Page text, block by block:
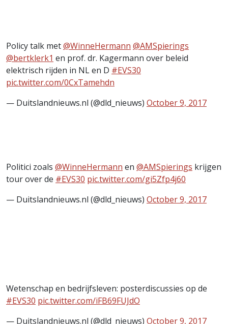
Policy talk met@WinneHermann @AMSpierings
@bertklerk1 en prof. dr. Kagermann over beleid
elektrisch rijden in NL en D #EVS30
pic.twitter.com/0CxTamehdn
— Duitslandnieuws.nl (@dld_nieuws) October 9, 2017
Politici zoals @WinneHermann en @AMSpierings krijgen
tour over de #EVS30 pic.twitter.com/gi5Zfp4j60
— Duitslandnieuws.nl (@dld_nieuws) October 9, 2017
Wetenschap en bedrijfsleven: posterdiscussies op de
#EVS30 pic.twitter.com/iFB69FUJdO
— Duitslandnieuws.nl (@dld_nieuws) October 9, 2017